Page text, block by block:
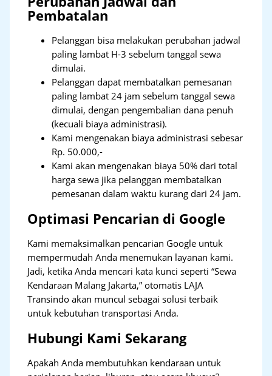
Pembatalan
Pelanggan bisa melakukan perubahan jadwal
paling lambat H-3 sebelum tanggal sewa
dimulai.
Pelanggan dapat membatalkan pemesanan
paling lambat 24 jam sebelum tanggal sewa
dimulai, dengan pengembalian dana penuh
(kecuali biaya administrasi).
Kami mengenakan biaya administrasi sebesar
Rp. 50.000,-
Kami akan mengenakan biaya 50% dari total
harga sewa jika pelanggan membatalkan
pemesanan dalam waktu kurang dari 24 jam.
Optimasi Pencarian di Google
Kami memaksimalkan pencarian Google untuk
mempermudah Anda menemukan layanan kami.
Jadi, ketika Anda mencari kata kunci seperti “Sewa
Kendaraan Malang Jakarta,” otomatis LAJA
Transindo akan muncul sebagai solusi terbaik
untuk kebutuhan transportasi Anda.
Hubungi Kami Sekarang
Apakah Anda membutuhkan kendaraan untuk